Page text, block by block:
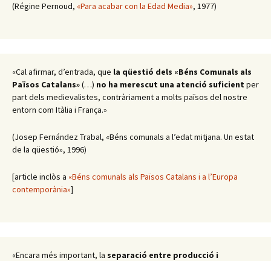
(Régine Pernoud, «Para acabar con la Edad Media», 1977)
«Cal afirmar, d’entrada, que la qüestió dels «Béns Comunals als
Països Catalans»(…) no ha merescut una atenció suficient per
part dels medievalistes, contràriament a molts països del nostre
entorn com Itàlia i França.»
(Josep Fernández Trabal, «Béns comunals a l’edat mitjana. Un estat
de la qüestió», 1996)
[article inclòs a «Béns comunals als Països Catalans i a l’Europa
contemporània»]
«Encara més important, la separació entre producció i